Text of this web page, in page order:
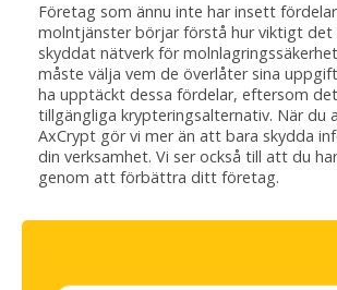
Företag som ännu inte har insett
molntjänster börjar förstå hur viktigt
skyddat nätverk för
måste välja vem de överlåter sina
ha upptäckt dessa fördelar, eftersom
tillgängliga krypteringsalternativ. När du
AxCrypt gör vi mer än att bara skydda
din verksamhet. Vi ser också till att du
genom att förbättra ditt företag.